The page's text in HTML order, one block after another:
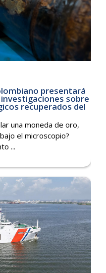
presentará
sobre
recuperados del
una moneda de oro,
el microscopio?
...